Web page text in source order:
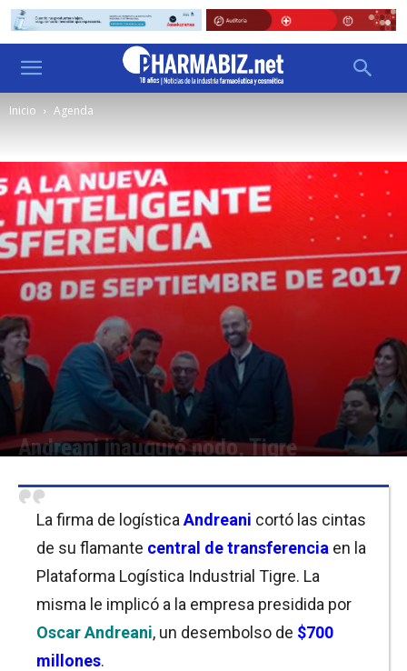
Inicio Agenda
Andreani inauguró nodo, Tigre
La firma de logística Andreani cortó las cintas
de su flamante central de transferencia en la
Plataforma Logística Industrial Tigre. La
misma le implicó a la empresa presidida por
Oscar Andreani, un desembolso de $700
millones.